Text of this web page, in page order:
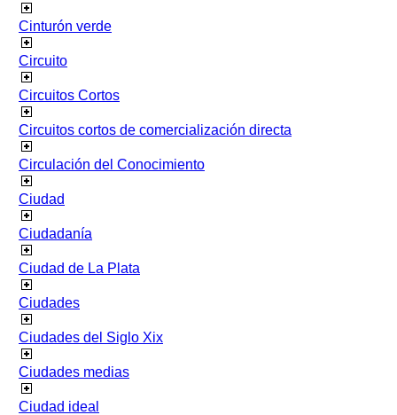
Cinturón verde
Circuito
Circuitos Cortos
Circuitos cortos de comercialización directa
Circulación del Conocimiento
Ciudad
Ciudadanía
Ciudad de La Plata
Ciudades
Ciudades del Siglo Xix
Ciudades medias
Ciudad ideal